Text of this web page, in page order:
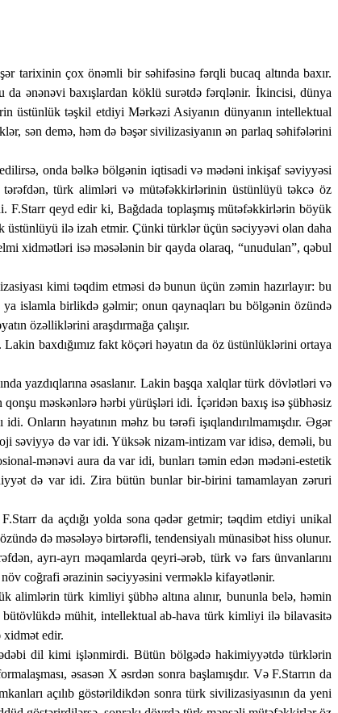
tarixinin çox önəmli bir səhifəsinə fərqli bucaq altında baxır.
ənənəvi baxışlardan köklü surətdə fərqlənir. İkincisi, dünya
üstünlük təşkil etdiyi Mərkəzi Asiyanın dünyanın intellektual
sən demə, həm də bəşər sivilizasiyanın ən parlaq səhifələrini
onda bəlkə bölgənin iqtisadi və mədəni inkişaf səviyyəsi
tərəfdən, türk alimləri və mütəfəkkirlərinin üstünlüyü təkcə öz
F.Starr qeyd edir ki, Bağdada toplaşmış mütəfəkkirlərin böyük
üstünlüyü ilə izah etmir. Çünki türklər üçün səciyyəvi olan daha
xidmətləri isə məsələnin bir qayda olaraq, “unudulan”, qəbul
kimi təqdim etməsi də bunun üçün zəmin hazırlayır: bu
islamla birlikdə gəlmir; onun qaynaqları bu bölgənin özündə
özəlliklərini araşdırmağa çalışır.
baxdığımız fakt köçəri həyatın da öz üstünlüklərini ortaya
yazdıqlarına əsaslanır. Lakin başqa xalqlar türk dövlətləri və
məskənlərə hərbi yürüşləri idi. İçəridən baxış isə şübhəsiz
Onların həyatının məhz bu tərəfi işıqlandırılmamışdır. Əgər
səviyyə də var idi. Yüksək nizam-intizam var idisə, deməli, bu
mənəvi aura da var idi, bunları təmin edən mədəni-estetik
də var idi. Zira bütün bunlar bir-birini tamamlayan zəruri
da açdığı yolda sona qədər getmir; təqdim etdiyi unikal
də məsələyə birtərəfli, tendensiyalı münasibət hiss olunur.
ayrı-ayrı məqamlarda qeyri-ərəb, türk və fars ünvanlarını
növ coğrafi ərazinin səciyyəsini verməklə kifayətlənir.
alimlərin türk kimliyi şübhə altına alınır, bununla belə, həmin
bütövlükdə mühit, intellektual ab-hava türk kimliyi ilə bilavasitə
xidmət edir.
dil kimi işlənmirdi. Bütün bölgədə hakimiyyətdə türklərin
əsasən X əsrdən sonra başlamışdır. Və F.Starrın da
açılıb göstərildikdən sonra türk sivilizasiyasının da yeni